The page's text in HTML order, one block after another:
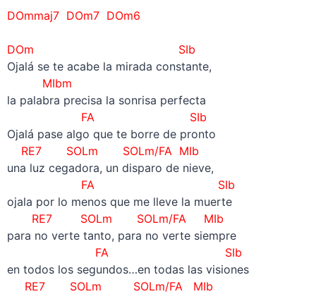
DOmmaj7 DOm7 DOm6
DOm SIb
Ojalá se te acabe la mirada constante,
MIbm
la palabra precisa la sonrisa perfecta
FA SIb
Ojalá pase algo que te borre de pronto
RE7 SOLm SOLm/FA MIb
una luz cegadora, un disparo de nieve,
FA SIb
ojala por lo menos que me lleve la muerte
RE7 SOLm SOLm/FA MIb
para no verte tanto, para no verte siempre
FA SIb
en todos los segundos…en todas las visiones
RE7 SOLm SOLm/FA MIb